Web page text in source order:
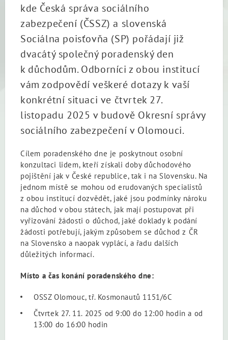
kde Česká správa sociálního
zabezpečení (ČSSZ) a slovenská
Sociálna poisťovňa (SP) pořádají již
dvacátý společný poradenský den
k důchodům. Odborníci z obou institucí
vám zodpovědí veškeré dotazy k vaší
konkrétní situaci ve čtvrtek 27.
listopadu 2025 v budově Okresní správy
sociálního zabezpečení v Olomouci.
Cílem poradenského dne je poskytnout osobní
konzultaci lidem, kteří získali doby důchodového
pojištění jak v České republice, tak i na Slovensku. Na
jednom místě se mohou od erudovaných specialistů
z obou institucí dozvědět, jaké jsou podmínky nároku
na důchod v obou státech, jak mají postupovat při
vyřizování žádosti o důchod, jaké doklady k podání
žádosti potřebují, jakým způsobem se důchod z ČR
na Slovensko a naopak vyplácí, a řadu dalších
důležitých informací.
Místo a čas konání poradenského dne:
OSSZ Olomouc, tř. Kosmonautů 1151/6C
Čtvrtek 27. 11. 2025 od 9:00 do 12:00 hodin a od
13:00 do 16:00 hodin